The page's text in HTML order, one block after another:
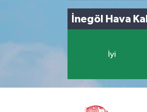
İnegöl Hava
İyi